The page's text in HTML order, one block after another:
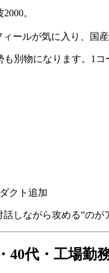
。
ールが気に入り、国
別物になります。1
クト追加
しながら攻める”のが
40代・工場勤